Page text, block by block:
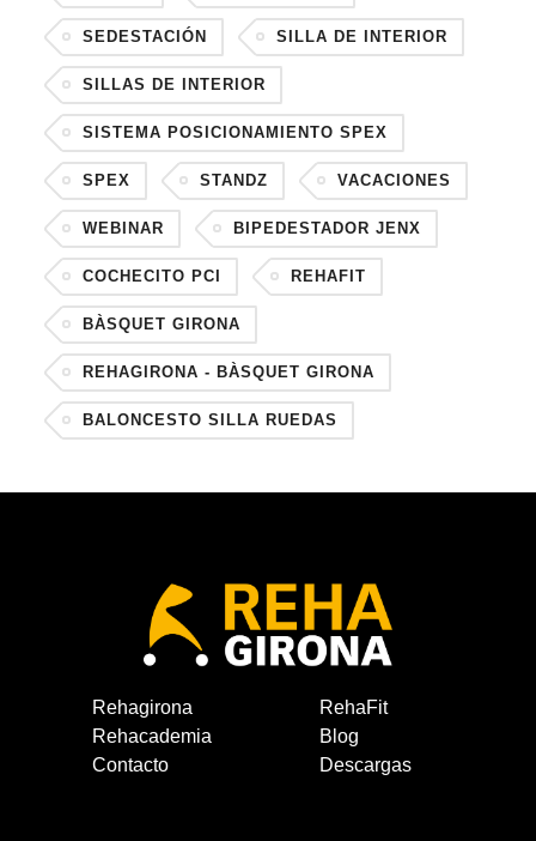
SEDESTACIÓN SILLA DE INTERIOR
SILLAS DE INTERIOR
SISTEMA POSICIONAMIENTO SPEX
SPEX STANDZ VACACIONES
WEBINAR BIPEDESTADOR JENX
COCHECITO PCI REHAFIT
BÀSQUET GIRONA
REHAGIRONA - BÀSQUET GIRONA
BALONCESTO SILLA RUEDAS
Rehagirona
RehaFit
Rehacademia
Blog
Contacto
Descargas